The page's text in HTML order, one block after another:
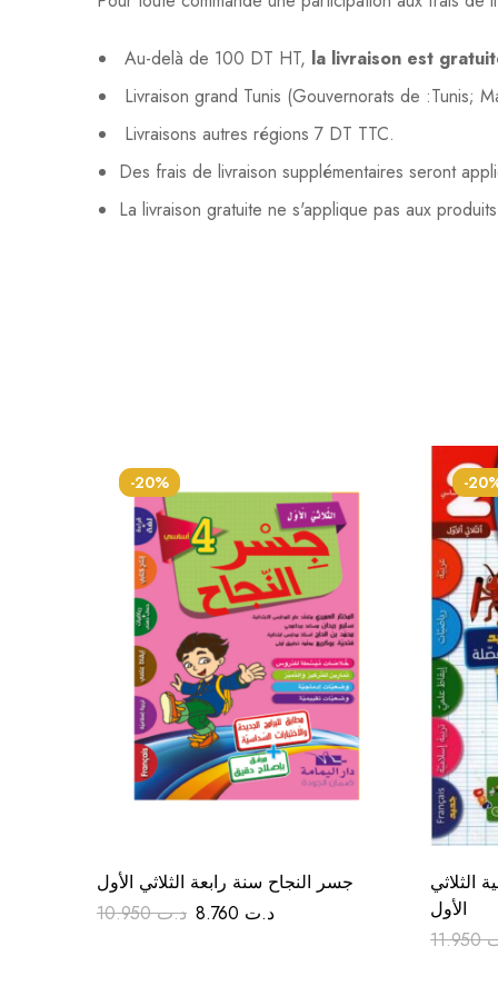
Au-delà de 100 DT HT, la livraison est
Livraison grand Tunis (Gouvernorats de :Tunis;
Livraisons autres régions 7 DT TTC.
Des frais de livraison supplémentaires seront
La livraison gratuite ne s'applique pas aux
-20%
جسر النجاح سنة رابعة الثلاثي الأول
د.ت10.950 د.ت
-
الثلاثي
الأول
11.950